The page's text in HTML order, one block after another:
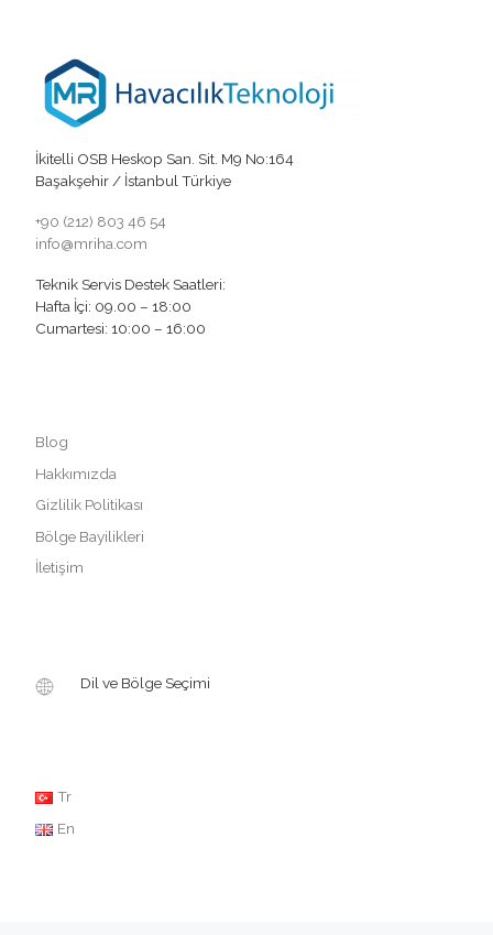
İkitelli OSB Heskop San. Sit. M9 No:164
Başakşehir / İstanbul Türkiye
+90 (212) 803 46 54
info@mriha.com
Teknik Servis Destek Saatleri:
Hafta İçi: 09.00 – 18:00
Cumartesi: 10:00 – 16:00
Blog
Hakkımızda
Gizlilik Politikası
Bölge Bayilikleri
İletişim
Dil ve Bölge Seçimi
Tr
En